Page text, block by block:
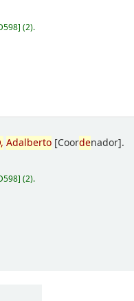
](2).
Adalberto [Coordenador].
](2).